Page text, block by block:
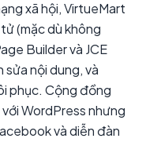
xã hội, VirtueMart
(mặc dù không
Builder và JCE
nội dung, và
phục. Cộng đồng
WordPress nhưng
và diễn đàn